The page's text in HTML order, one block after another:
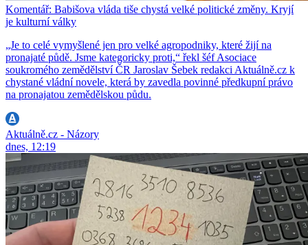
Komentář: Babišova vláda tiše chystá velké politické změny. Kryjí
je kulturní války
„Je to celé vymyšlené jen pro velké agropodniky, které žijí na
pronajaté půdě. Jsme kategoricky proti,“ řekl šéf Asociace
soukromého zemědělství ČR Jaroslav Šebek redakci Aktuálně.cz k
chystané vládní novele, která by zavedla povinné předkupní právo
na pronajatou zemědělskou půdu.
Aktuálně.cz - Názory
dnes, 12:19